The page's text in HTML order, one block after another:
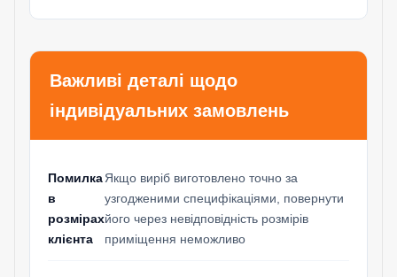
Важливі деталі щодо
індивідуальних замовлень
Помилка
в
розмірах
клієнта
Якщо виріб виготовлено точно за
узгодженими специфікаціями, повернути
його через невідповідність розмірів
приміщення неможливо